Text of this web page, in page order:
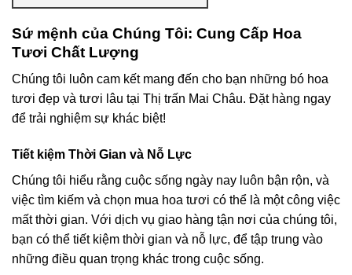
Sứ mệnh của Chúng Tôi: Cung Cấp Hoa
Tươi Chất Lượng
Chúng tôi luôn cam kết mang đến cho bạn những bó hoa
tươi đẹp và tươi lâu tại Thị trấn Mai Châu. Đặt hàng ngay
để trải nghiệm sự khác biệt!
Tiết kiệm Thời Gian và Nỗ Lực
Chúng tôi hiểu rằng cuộc sống ngày nay luôn bận rộn, và
việc tìm kiếm và chọn mua hoa tươi có thể là một công việc
mất thời gian. Với dịch vụ giao hàng tận nơi của chúng tôi,
bạn có thể tiết kiệm thời gian và nỗ lực, để tập trung vào
những điều quan trọng khác trong cuộc sống.